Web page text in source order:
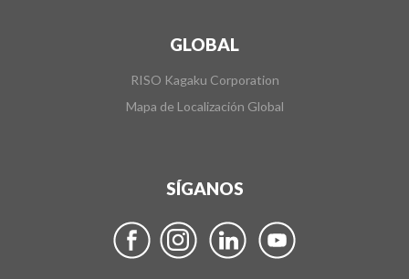
GLOBAL
RISO Kagaku Corporation
Mapa de Localización Global
SÍGANOS